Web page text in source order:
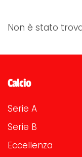
Non è stato
Calcio
Serie A
Serie B
Eccellenza